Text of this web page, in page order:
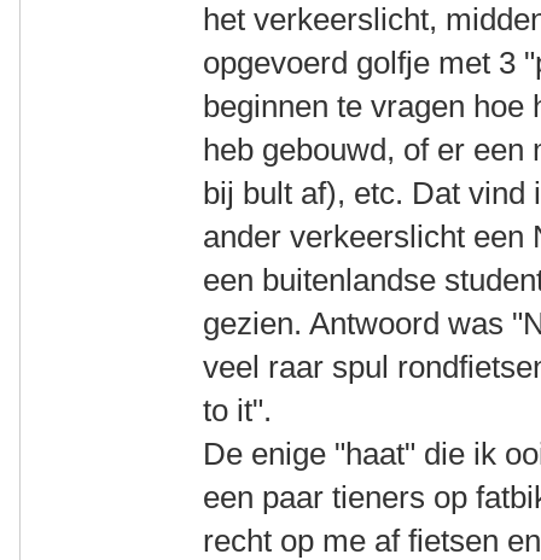
het verkeerslicht,
opgevoerd golfje met 3
beginnen te vragen hoe
heb gebouwd, of er
bij bult af), etc. Dat vind
ander verkeerslicht een
een buitenlandse
gezien. Antwoord was
veel raar spul
to it".
De enige "haat" die ik
een paar tieners op
recht op me af fietsen